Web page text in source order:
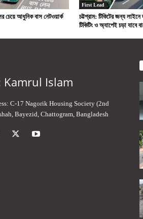
চেয়ে আধুনিক বাস নেটওয়ার্ক
First Lead
চট্টগ্রাম: টিকিটের জন্য
টিকিটিং ও অ্যাপেই চড়া যাবে
Kamrul Islam
C-17 Nagorik Housing Society (2nd
Bayezid, Chattogram, Bangladesh